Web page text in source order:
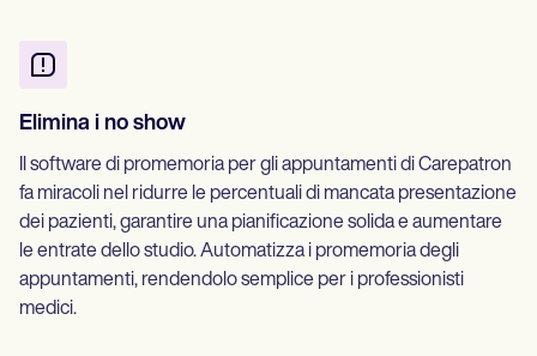
Elimina i no show
Il software di promemoria per gli appuntamenti di Carepatron
fa miracoli nel ridurre le percentuali di mancata presentazione
dei pazienti, garantire una pianificazione solida e aumentare
le entrate dello studio. Automatizza i promemoria degli
appuntamenti, rendendolo semplice per i professionisti
medici.